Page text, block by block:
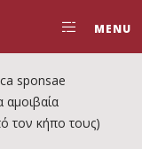
MENU
sponsae
τον κήπο τους)